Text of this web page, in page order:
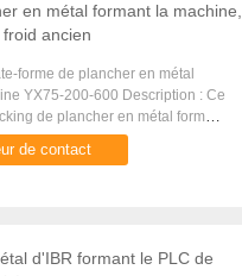
en métal formant la machine,
ancien
forme de plancher en métal
YX75-200-600 Description : Ce
de plancher en métal formant
pour produire les plate-
de contact
d'IBR formant le PLC de